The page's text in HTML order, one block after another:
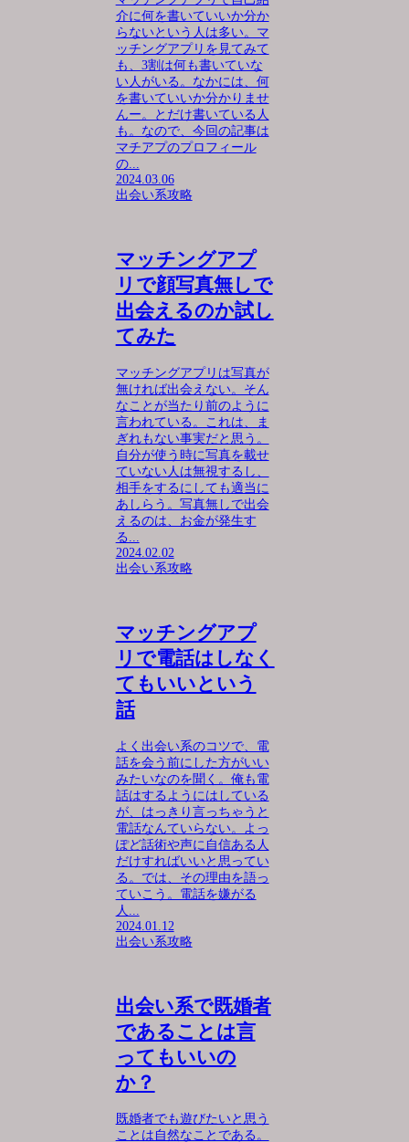
介に何を書いていいか分か
らないという人は多い。マ
ッチングアプリを見てみて
も、3割は何も書いていな
い人がいる。なかには、何
を書いていいか分かりませ
んー。とだけ書いている人
も。なので、今回の記事は
マチアプのプロフィール
の...
2024.03.06
出会い系攻略
マッチングアプ
リで顔写真無しで
出会えるのか試し
てみた
マッチングアプリは写真が
無ければ出会えない。そん
なことが当たり前のように
言われている。これは、ま
ぎれもない事実だと思う。
自分が使う時に写真を載せ
ていない人は無視するし、
相手をするにしても適当に
あしらう。写真無しで出会
えるのは、お金が発生す
る...
2024.02.02
出会い系攻略
マッチングアプ
リで電話はしなく
てもいいという
話
よく出会い系のコツで、電
話を会う前にした方がいい
みたいなのを聞く。俺も電
話はするようにはしている
が、はっきり言っちゃうと
電話なんていらない。よっ
ぽど話術や声に自信ある人
だけすればいいと思ってい
る。では、その理由を語っ
ていこう。電話を嫌がる
人...
2024.01.12
出会い系攻略
出会い系で既婚者
であることは言
ってもいいの
か？
既婚者でも遊びたいと思う
ことは自然なことである。